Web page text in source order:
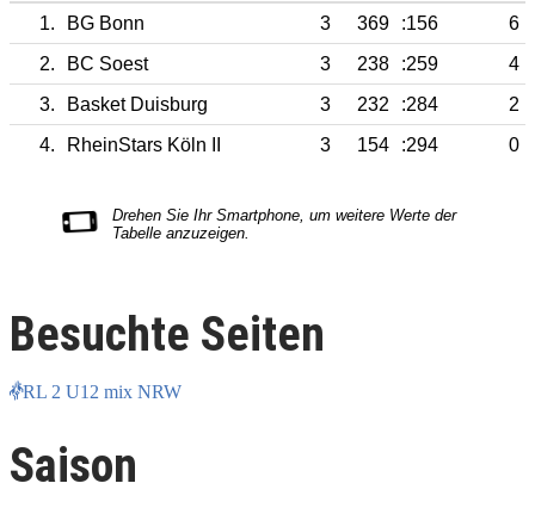
1. BG Bonn 3 369 :156
6
2.
BC Soest 3 238 :259
4
3.
Basket Duisburg 3 232 :284
2
4.
RheinStars Köln II 3 154 :294 0
Besuchte Seiten
RL 2 U12 mix NRW
Saison